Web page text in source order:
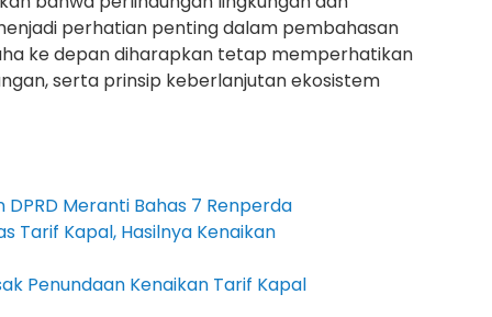
perhatian penting dalam pembahasan
ke depan diharapkan tetap memperhatikan
serta prinsip keberlanjutan ekosistem
Meranti Bahas 7 Renperda
Tarif Kapal, Hasilnya Kenaikan
Penundaan Kenaikan Tarif Kapal